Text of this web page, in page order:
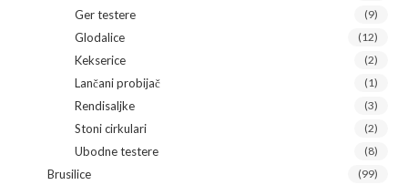
Ger testere (9)
Glodalice (12)
Kekserice (2)
Lančani probijač (1)
Rendisaljke (3)
Stoni cirkulari (2)
Ubodne testere (8)
Brusilice (99)